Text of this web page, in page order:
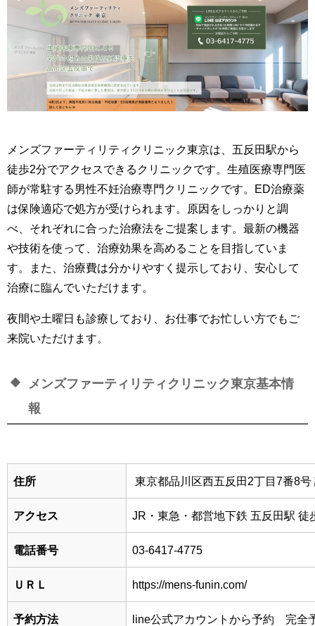
メンズファーティリティクリニック東京は、五反田駅から
徒歩2分でアクセスできるクリニックです。生殖医療専門医
師が常駐する男性不妊治療専門クリニックです。ED治療薬
は保険適応で処方が受けられます。
原因をしっかりと調
べ、それぞれに合った治療法をご提案します。最新の機器
や技術を使って、治療効果を高めることを目指していま
す。また、治療費は分かりやすく提示しており、安心して
治療に臨んでいただけます。
夜間や土曜日も診療しており、お仕事でお忙しい方でもご
来院いただけます。
メンズファーティリティクリニック東京基本情
報
住所 東京都品川区西五反田2丁目7番8号
アクセス JR・東急・都営地下鉄 五反田駅 徒
電話番号 03-6417-4775
ＵＲＬ https://mens-funin.com/
予約方法 line公式アカウントから予約 完全